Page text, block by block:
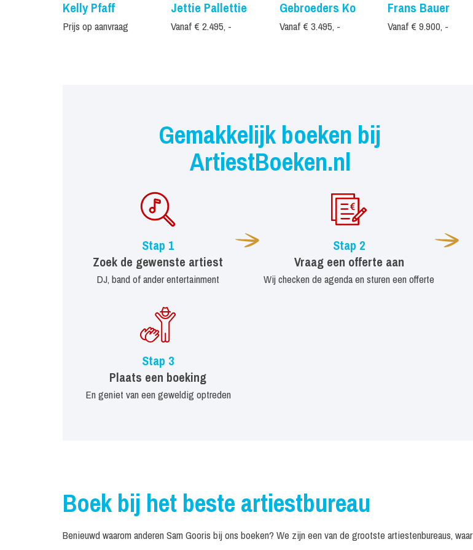
Kelly Pfaff
Prijs op aanvraag
Jettie Pallettie
Vanaf € 2.495, -
Gebroeders Ko
Vanaf € 3.495, -
Frans Bauer
Vanaf € 9.900, -
Gemakkelijk boeken bij
ArtiestBoeken.nl
Stap 1
Zoek de gewenste artiest
DJ, band of ander entertainment
Stap 2
Vraag een offerte aan
Wij checken de agenda en sturen een offerte
Stap 3
Plaats een boeking
En geniet van een geweldig optreden
Boek bij het beste artiestbureau
Benieuwd waarom anderen Sam Gooris bij ons boeken? We zijn een van de grootste artiestenbureaus, waar